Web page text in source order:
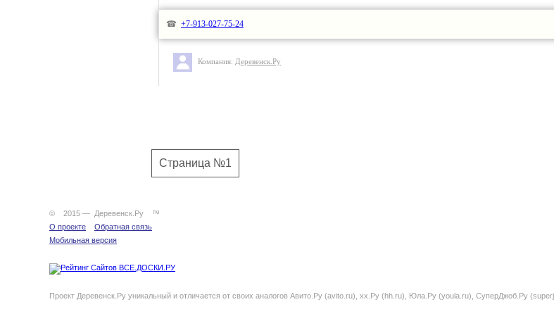
Здесь птички поют и кукует кукушка
Лягушки разводят рулады свои,
☎ +7-913-027-75-24
Компания: Деревенск.Ру
Страница №1
© 2015 — Деревенск.Ру ™
О проекте
Обратная связь
Мобильная версия
Проект Деревенск.Ру уникальный и отличается от своих аналогов Авито.Ру (avito.ru), хх.Ру (hh.ru), Юла.Ру (youla.ru), СуперДжоб.Ру